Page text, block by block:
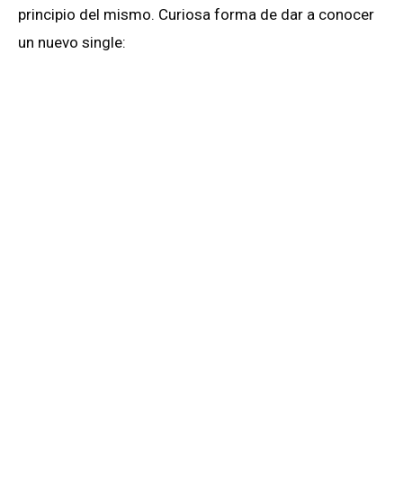
principio del mismo. Curiosa forma de dar a conocer
un nuevo single: